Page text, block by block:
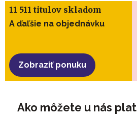
11 511 titulov skladom
A ďaľšie na objednávku
Zobraziť ponuku
Ako môžete u nás